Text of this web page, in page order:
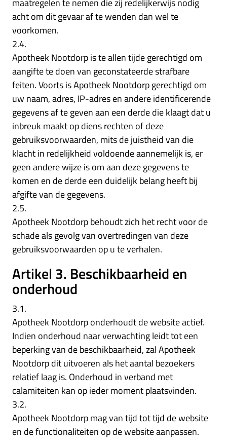
acht om dit gevaar af te wenden dan wel te
voorkomen.
2.4.
Apotheek Nootdorp is te allen tijde gerechtigd om
aangifte te doen van geconstateerde strafbare
feiten. Voorts is Apotheek Nootdorp gerechtigd om
uw naam, adres, IP-adres en andere identificerende
gegevens af te geven aan een derde die klaagt dat u
inbreuk maakt op diens rechten of deze
gebruiksvoorwaarden, mits de juistheid van die
klacht in redelijkheid voldoende aannemelijk is, er
geen andere wijze is om aan deze gegevens te
komen en de derde een duidelijk belang heeft bij
afgifte van de gegevens.
2.5.
Apotheek Nootdorp behoudt zich het recht voor de
schade als gevolg van overtredingen van deze
gebruiksvoorwaarden op u te verhalen.
Artikel 3. Beschikbaarheid en
onderhoud
3.1.
Apotheek Nootdorp onderhoudt de website actief.
Indien onderhoud naar verwachting leidt tot een
beperking van de beschikbaarheid, zal Apotheek
Nootdorp dit uitvoeren als het aantal bezoekers
relatief laag is. Onderhoud in verband met
calamiteiten kan op ieder moment plaatsvinden.
3.2.
Apotheek Nootdorp mag van tijd tot tijd de website
en de functionaliteiten op de website aanpassen.